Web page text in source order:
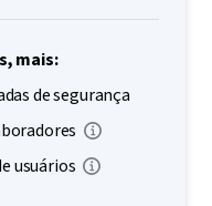
mais:
de segurança
usuários